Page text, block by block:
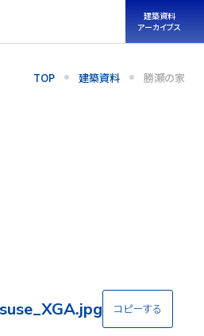
建築資料
アーカイブス
TOP 建築資料 勝瀬の家
コピーする